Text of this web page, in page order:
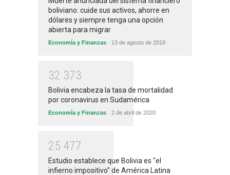
boliviano: cuide sus activos, ahorre en
dólares y siempre tenga una opción
abierta para migrar
Economía y Finanzas 13 de agosto de 2019
32 373
Bolivia encabeza la tasa de mortalidad
por coronavirus en Sudamérica
Economía y Finanzas 2 de abril de 2020
25 477
Estudio establece que Bolivia es "el
infierno impositivo" de América Latina